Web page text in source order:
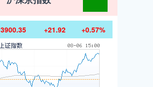
3900.35 +21.92 +0.57%